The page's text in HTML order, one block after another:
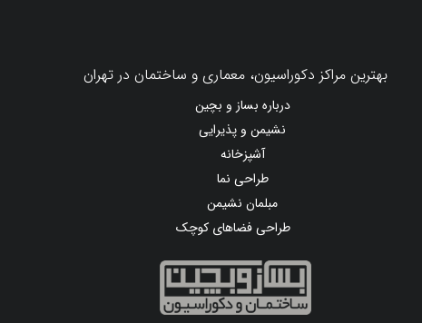
بهترین مراکز دکوراسیون، معماری و ساختمان در تهران
درباره بساز و بچین
نشیمن و پذیرایی
آشپزخانه
طراحی نما
مبلمان نشیمن
طراحی فضاهای کوچک